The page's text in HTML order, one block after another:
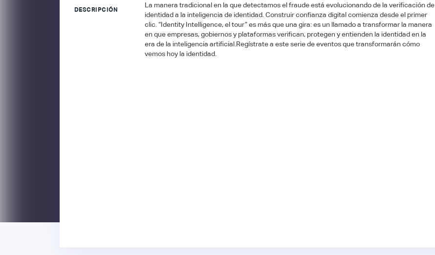
DESCRIPCIÓN
La manera tradicional en la que detectamos el fraude está evolucionando de la verificación de
identidad a la inteligencia de identidad. Construir confianza digital comienza desde el primer
clic. “Identity Intelligence, el tour” es más que una gira: es un llamado a transformar la manera
en que empresas, gobiernos y plataformas verifican, protegen y entienden la identidad en la
era de la inteligencia artificial.Regístrate a este serie de eventos que transformarán cómo
vemos hoy la identidad.